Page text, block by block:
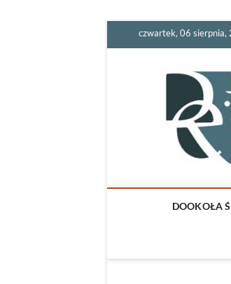
czwartek, 06 sierpnia,
DOOKOŁA